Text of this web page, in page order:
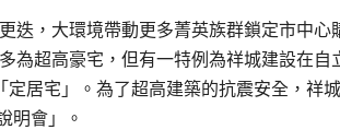
迭，大環境帶動更多菁英族群鎖定市中
為超高豪宅，但有一特例為祥城建設在自
居宅」。為了超高建築的抗震安全，祥
明會」。